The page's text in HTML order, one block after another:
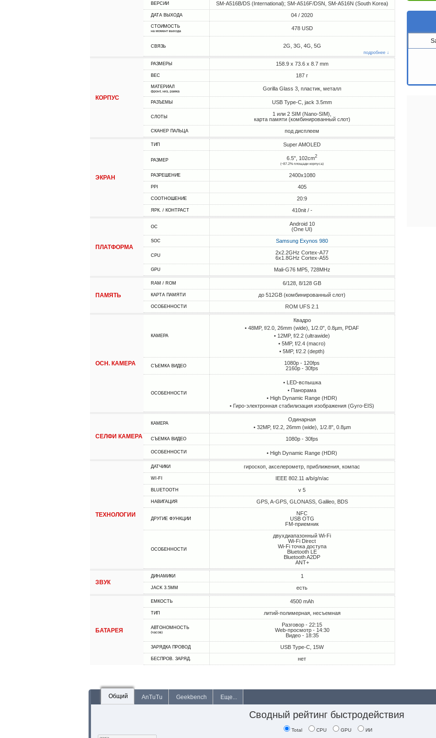
ВЕРСИИ SM-A516B/DS (International); SM-A516F/DSN, SM-A516N (South Korea)
ДАТА ВЫХОДА 04 / 2020
СТОИМОСТЬ
на момент выхода 478 USD
СВЯЗЬ 2G, 3G, 4G, 5G
подробнее ↓
КОРПУС
РАЗМЕРЫ 158.9 x 73.6 x 8.7 mm
ВЕС 187 г
МАТЕРИАЛ
фронт, низ, рамка Gorilla Glass 3, пластик, металл
РАЗЪЕМЫ USB Type-C, jack 3.5mm
СЛОТЫ
1 или 2 SIM (Nano-SIM),
карта памяти (комбинированный слот)
СКАНЕР ПАЛЬЦА под дисплеем
ЭКРАН
ТИП Super AMOLED
РАЗМЕР 6.5", 102cm2
(~87.2% площади корпуса)
РАЗРЕШЕНИЕ 2400x1080
PPI 405
СООТНОШЕНИЕ 20:9
ЯРК. / КОНТРАСТ 410nit / -
ПЛАТФОРМА
ОС
Android 10
(One UI)
SOC Samsung Exynos 980
CPU
2x2.2GHz Cortex-A77
6x1.8GHz Cortex-A55
GPU Mali-G76 MP5, 728MHz
ПАМЯТЬ
RAM / ROM 6/128, 8/128 GB
КАРТА ПАМЯТИ до 512GB (комбинированный слот)
ОСОБЕННОСТИ ROM UFS 2.1
ОСН. КАМЕРА
КАМЕРА
Квадро
• 48MP, f/2.0, 26mm (wide), 1/2.0", 0.8µm, PDAF
• 12MP, f/2.2 (ultrawide)
• 5MP, f/2.4 (macro)
• 5MP, f/2.2 (depth)
СЪЕМКА ВИДЕО
1080p - 120fps
2160p - 30fps
ОСОБЕННОСТИ
• LED-вспышка
• Панорама
• High Dynamic Range (HDR)
• Гиро-электронная стабилизация изображения (Gyro-EIS)
СЕЛФИ КАМЕРА
КАМЕРА
Одинарная
• 32MP, f/2.2, 26mm (wide), 1/2.8", 0.8µm
СЪЕМКА ВИДЕО 1080p - 30fps
ОСОБЕННОСТИ • High Dynamic Range (HDR)
ТЕХНОЛОГИИ
ДАТЧИКИ гироскоп, акселерометр, приближения, компас
WI-FI IEEE 802.11 a/b/g/n/ac
BLUETOOTH v 5
НАВИГАЦИЯ GPS, A-GPS, GLONASS, Galileo, BDS
ДРУГИЕ ФУНКЦИИ
NFC
USB OTG
FM-приемник
ОСОБЕННОСТИ
двухдиапазонный Wi-Fi
Wi-Fi Direct
Wi-Fi точка доступа
Bluetooth LE
Bluetooth A2DP
ANT+
ЗВУК
ДИНАМИКИ 1
JACK 3.5MM есть
БАТАРЕЯ
ЕМКОСТЬ 4500 mAh
ТИП литий-полимерная, несъемная
АВТОНОМНОСТЬ
(часов)
Разговор - 22:15
Web-просмотр - 14:30
Видео - 18:35
ЗАРЯДКА ПРОВОД USB Type-C, 15W
БЕСПРОВ. ЗАРЯД. нет
Общий AnTuTu Geekbench Еще...
Сводный рейтинг быстродействия
Total CPU GPU ИИ